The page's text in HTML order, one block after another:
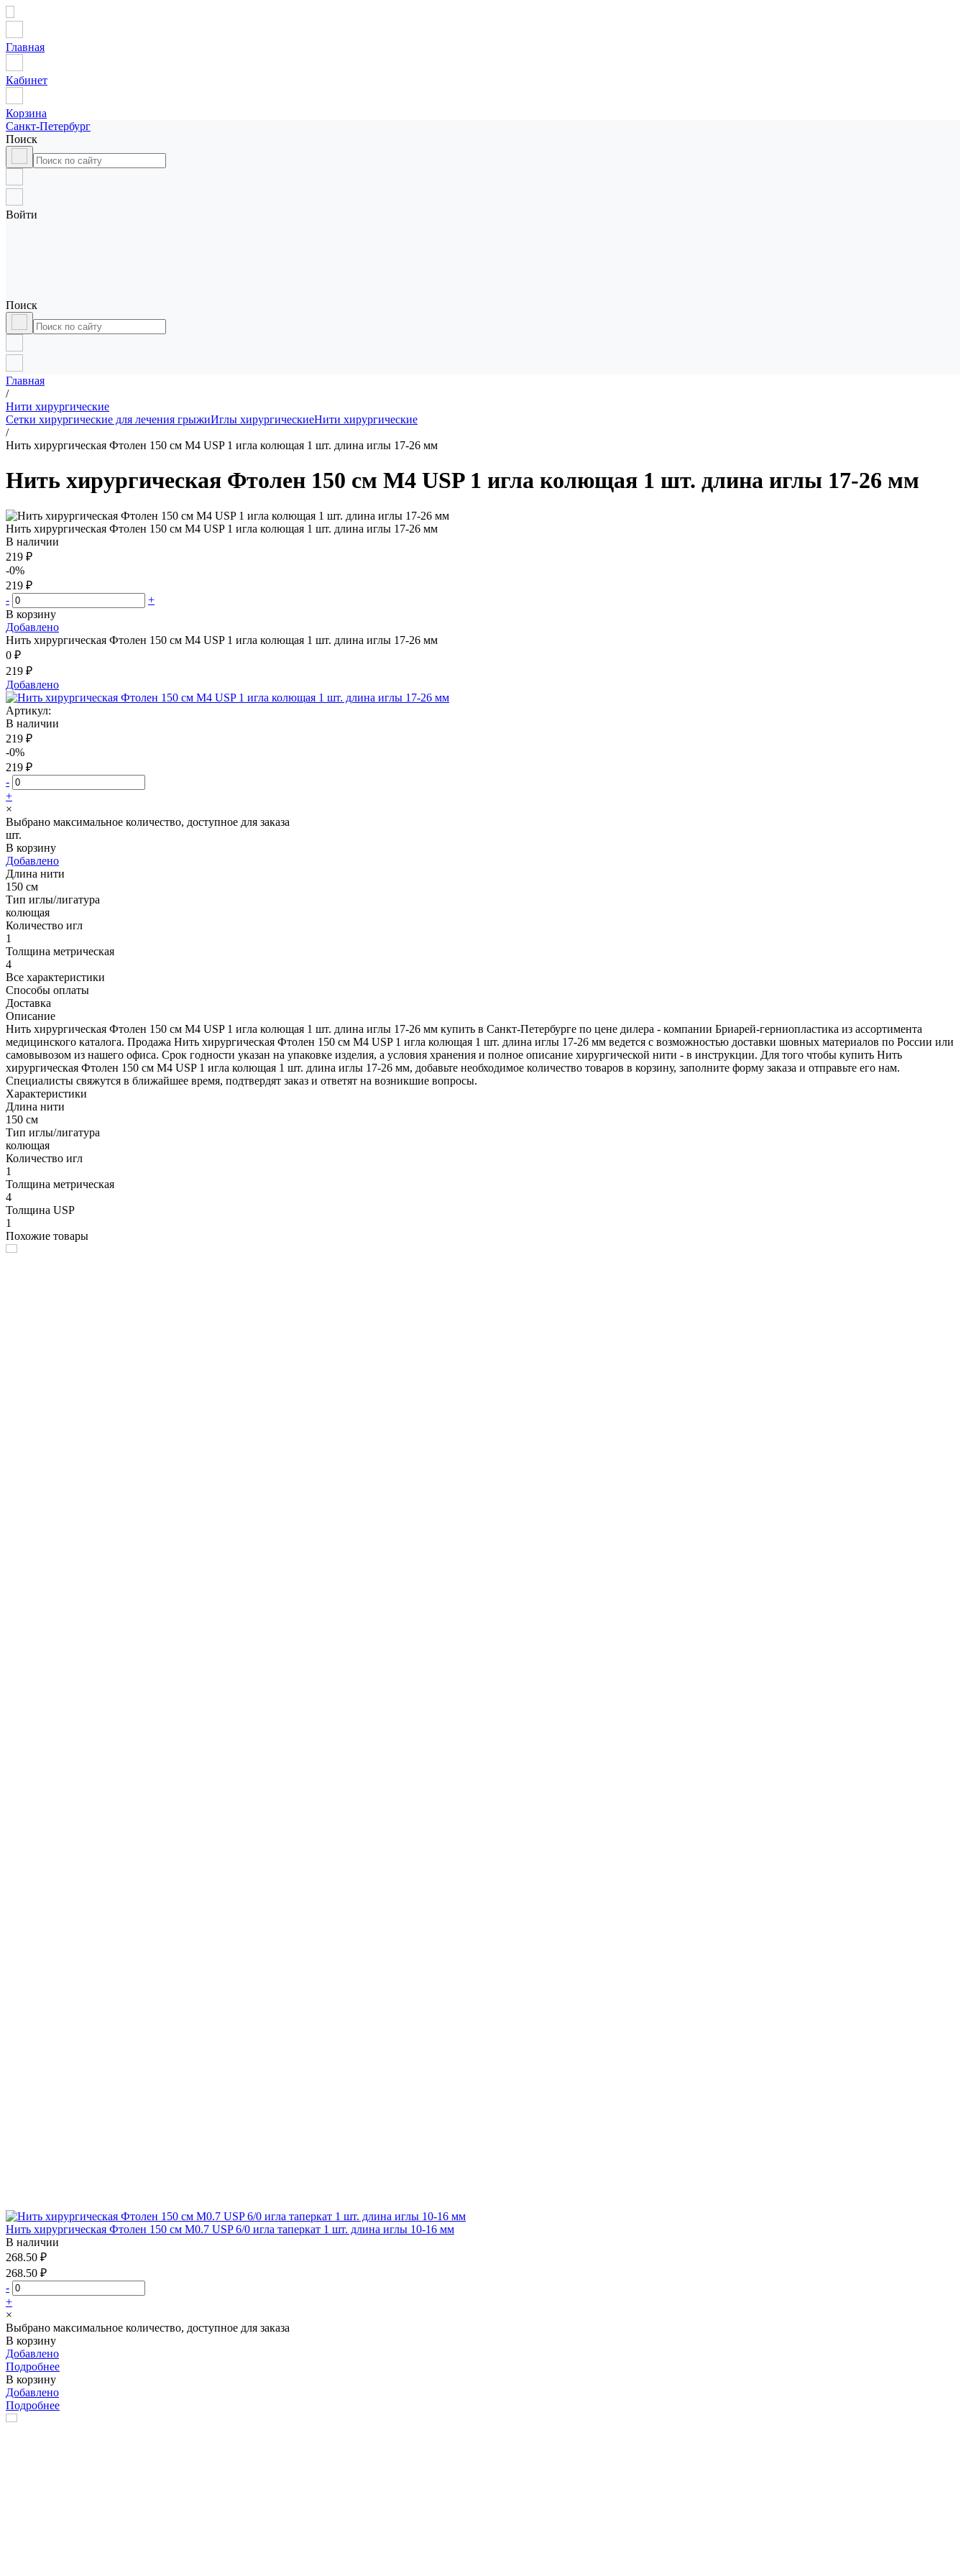
Главная
Кабинет
Корзина
Санкт-Петербург
Поиск
Войти
Поиск
Главная
/
Нити хирургические
Сетки хирургические для лечения грыжиИглы хирургическиеНити хирургические
/
Нить хирургическая Фтолен 150 см М4 USP 1 игла колющая 1 шт. длина иглы 17-26 мм
Нить хирургическая Фтолен 150 см М4 USP 1 игла колющая 1 шт. длина иглы 17-26 мм
Нить хирургическая Фтолен 150 см М4 USP 1 игла колющая 1 шт. длина иглы 17-26 мм
В наличии
219 ₽
-0%
219 ₽
-
+
В корзину
Добавлено
Нить хирургическая Фтолен 150 см М4 USP 1 игла колющая 1 шт. длина иглы 17-26 мм
0 ₽
219 ₽
Добавлено
Артикул:
В наличии
219 ₽
-0%
219 ₽
-
+
×
Выбрано максимальное количество, доступное для заказа
шт.
В корзину
Добавлено
Длина нити
150 см
Тип иглы/лигатура
колющая
Количество игл
1
Толщина метрическая
4
Все характеристики
Способы оплаты
Доставка
Описание
Нить хирургическая Фтолен 150 см М4 USP 1 игла колющая 1 шт. длина иглы 17-26 мм купить в Санкт-Петербурге по цене дилера - компании Бриарей-герниопластика из ассортимента
медицинского каталога. Продажа Нить хирургическая Фтолен 150 см М4 USP 1 игла колющая 1 шт. длина иглы 17-26 мм ведется с возможностью доставки шовных материалов по России или
самовывозом из нашего офиса. Срок годности указан на упаковке изделия, а условия хранения и полное описание хирургической нити - в инструкции. Для того чтобы купить Нить
хирургическая Фтолен 150 см М4 USP 1 игла колющая 1 шт. длина иглы 17-26 мм, добавьте необходимое количество товаров в корзину, заполните форму заказа и отправьте его нам.
Специалисты свяжутся в ближайшее время, подтвердят заказ и ответят на возникшие вопросы.
Характеристики
Длина нити
150 см
Тип иглы/лигатура
колющая
Количество игл
1
Толщина метрическая
4
Толщина USP
1
Похожие товары
Нить хирургическая Фтолен 150 см М0.7 USP 6/0 игла таперкат 1 шт. длина иглы 10-16 мм
В наличии
268.50 ₽
268.50 ₽
-
+
×
Выбрано максимальное количество, доступное для заказа
В корзину
Добавлено
Подробнее
В корзину
Добавлено
Подробнее